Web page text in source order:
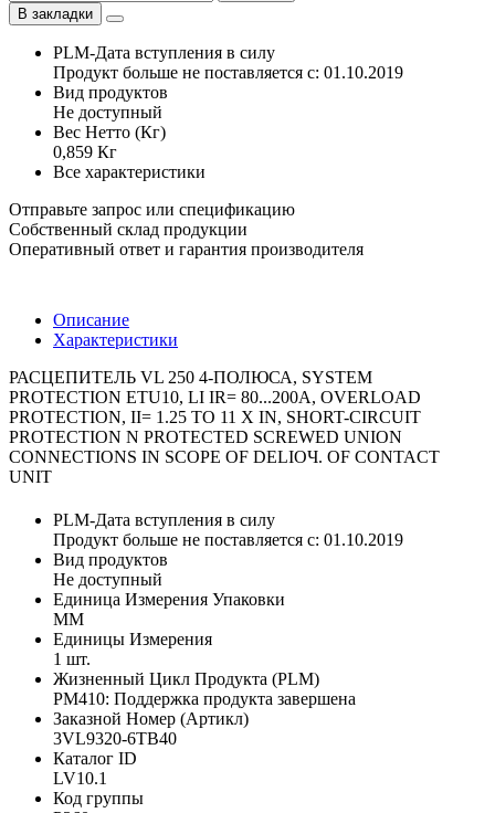
В закладки
PLM-Дата вступления в силу
Продукт больше не поставляется с: 01.10.2019
Вид продуктов
Не доступный
Вес Нетто (Кг)
0,859 Кг
Все характеристики
Отправьте запрос или спецификацию
Собственный склад продукции
Оперативный ответ и гарантия производителя
Описание
Характеристики
РАСЦЕПИТЕЛЬ VL 250 4-ПОЛЮСА, SYSTEM
PROTECTION ETU10, LI IR= 80...200A, OVERLOAD
PROTECTION, II= 1.25 TO 11 X IN, SHORT-CIRCUIT
PROTECTION N PROTECTED SCREWED UNION
CONNECTIONS IN SCOPE OF DELIОЧ. OF CONTACT
UNIT
PLM-Дата вступления в силу
Продукт больше не поставляется с: 01.10.2019
Вид продуктов
Не доступный
Единица Измерения Упаковки
MM
Единицы Измерения
1 шт.
Жизненный Цикл Продукта (PLM)
PM410: Поддержка продукта завершена
Заказной Номер (Артикл)
3VL9320-6TB40
Каталог ID
LV10.1
Код группы